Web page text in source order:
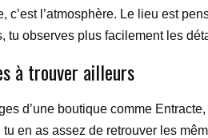
c’est l’atmosphère. Le lieu est
tu observes plus facilement les
à trouver ailleurs
d’une boutique comme
en as assez de retrouver les